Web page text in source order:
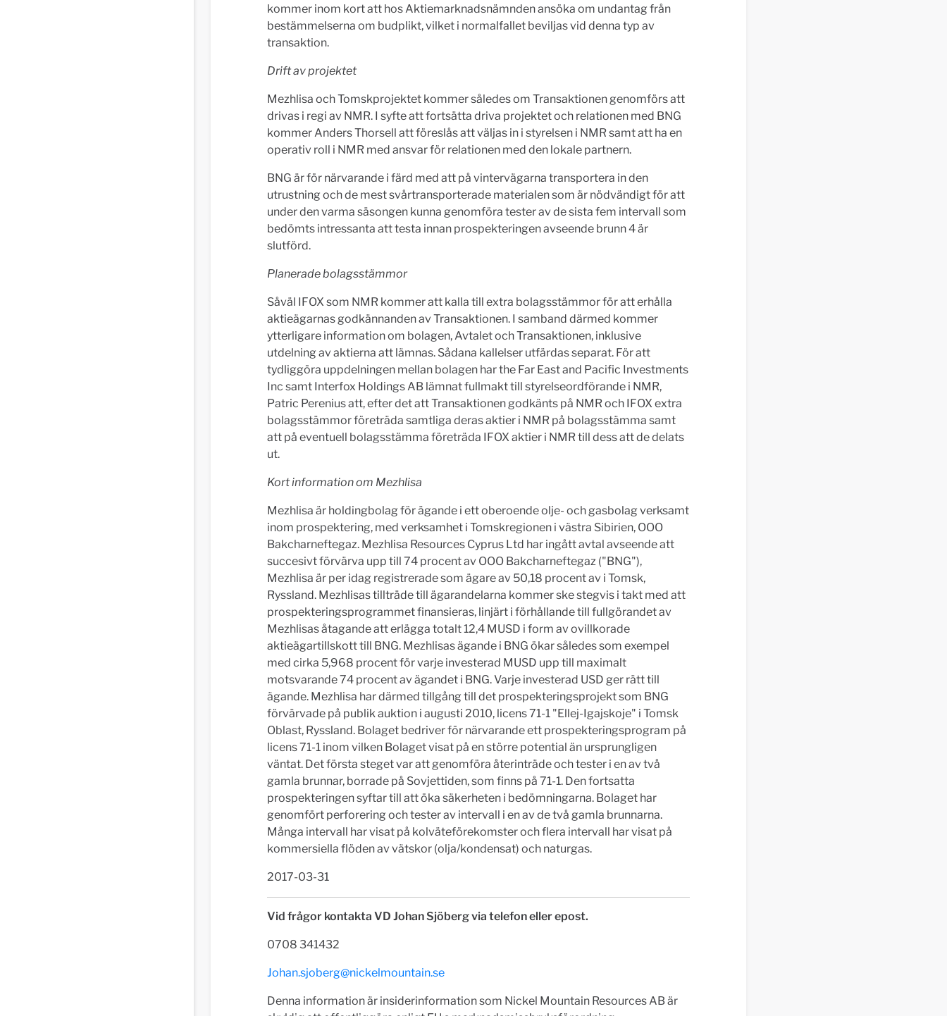
kommer inom kort att hos Aktiemarknadsnämnden ansöka om undantag från
bestämmelserna om budplikt, vilket i normalfallet beviljas vid denna typ av
transaktion.
Drift av projektet
Mezhlisa och Tomskprojektet kommer således om Transaktionen genomförs att
drivas i regi av NMR. I syfte att fortsätta driva projektet och relationen med BNG
kommer Anders Thorsell att föreslås att väljas in i styrelsen i NMR samt att ha en
operativ roll i NMR med ansvar för relationen med den lokale partnern.
BNG är för närvarande i färd med att på vintervägarna transportera in den
utrustning och de mest svårtransporterade materialen som är nödvändigt för att
under den varma säsongen kunna genomföra tester av de sista fem intervall som
bedömts intressanta att testa innan prospekteringen avseende brunn 4 är
slutförd.
Planerade bolagsstämmor
Såväl IFOX som NMR kommer att kalla till extra bolagsstämmor för att erhålla
aktieägarnas godkännanden av Transaktionen. I samband därmed kommer
ytterligare information om bolagen, Avtalet och Transaktionen, inklusive
utdelning av aktierna att lämnas. Sådana kallelser utfärdas separat. För att
tydliggöra uppdelningen mellan bolagen har the Far East and Pacific Investments
Inc samt Interfox Holdings AB lämnat fullmakt till styrelseordförande i NMR,
Patric Perenius att, efter det att Transaktionen godkänts på NMR och IFOX extra
bolagsstämmor företräda samtliga deras aktier i NMR på bolagsstämma samt
att på eventuell bolagsstämma företräda IFOX aktier i NMR till dess att de delats
ut.
Kort information om Mezhlisa
Mezhlisa är holdingbolag för ägande i ett oberoende olje- och gasbolag verksamt
inom prospektering, med verksamhet i Tomskregionen i västra Sibirien, OOO
Bakcharneftegaz. Mezhlisa Resources Cyprus Ltd har ingått avtal avseende att
succesivt förvärva upp till 74 procent av OOO Bakcharneftegaz ("BNG"),
Mezhlisa är per idag registrerade som ägare av 50,18 procent av i Tomsk,
Ryssland. Mezhlisas tillträde till ägarandelarna kommer ske stegvis i takt med att
prospekteringsprogrammet finansieras, linjärt i förhållande till fullgörandet av
Mezhlisas åtagande att erlägga totalt 12,4 MUSD i form av ovillkorade
aktieägartillskott till BNG. Mezhlisas ägande i BNG ökar således som exempel
med cirka 5,968 procent för varje investerad MUSD upp till maximalt
motsvarande 74 procent av ägandet i BNG. Varje investerad USD ger rätt till
ägande. Mezhlisa har därmed tillgång till det prospekteringsprojekt som BNG
förvärvade på publik auktion i augusti 2010, licens 71-1 "Ellej-Igajskoje" i Tomsk
Oblast, Ryssland. Bolaget bedriver för närvarande ett prospekteringsprogram på
licens 71-1 inom vilken Bolaget visat på en större potential än ursprungligen
väntat. Det första steget var att genomföra återinträde och tester i en av två
gamla brunnar, borrade på Sovjettiden, som finns på 71-1. Den fortsatta
prospekteringen syftar till att öka säkerheten i bedömningarna. Bolaget har
genomfört perforering och tester av intervall i en av de två gamla brunnarna.
Många intervall har visat på kolväteförekomster och flera intervall har visat på
kommersiella flöden av vätskor (olja/kondensat) och naturgas.
2017-03-31
Vid frågor kontakta VD Johan Sjöberg via telefon eller epost.
0708 341432
Johan.sjoberg@nickelmountain.se
Denna information är insiderinformation som Nickel Mountain Resources AB är